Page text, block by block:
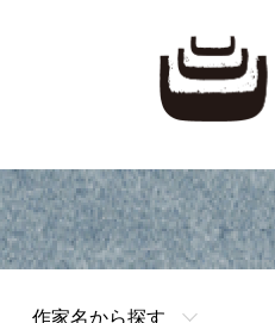
作家名から探す